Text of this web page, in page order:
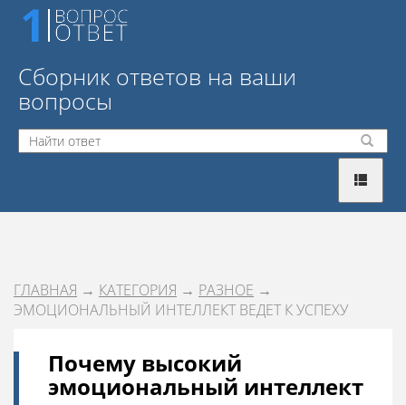
Сборник ответов на ваши
вопросы
ГЛАВНАЯ → КАТЕГОРИЯ → РАЗНОЕ →
ЭМОЦИОНАЛЬНЫЙ ИНТЕЛЛЕКТ ВЕДЕТ К УСПЕХУ
Почему высокий
эмоциональный интеллект